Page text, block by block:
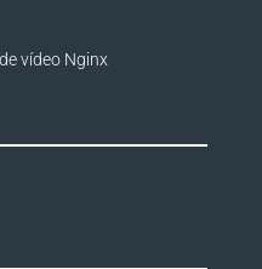
vídeo Nginx